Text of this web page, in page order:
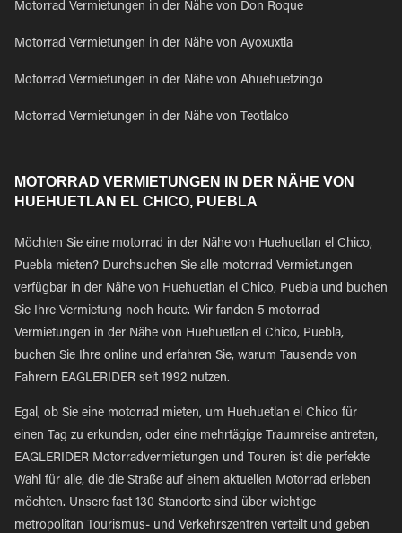
Motorrad Vermietungen in der Nähe von Don Roque
Motorrad Vermietungen in der Nähe von Ayoxuxtla
Motorrad Vermietungen in der Nähe von Ahuehuetzingo
Motorrad Vermietungen in der Nähe von Teotlalco
MOTORRAD VERMIETUNGEN IN DER NÄHE VON
HUEHUETLAN EL CHICO, PUEBLA
Möchten Sie eine motorrad in der Nähe von Huehuetlan el Chico,
Puebla mieten? Durchsuchen Sie alle motorrad Vermietungen
verfügbar in der Nähe von Huehuetlan el Chico, Puebla und buchen
Sie Ihre Vermietung noch heute. Wir fanden 5 motorrad
Vermietungen in der Nähe von Huehuetlan el Chico, Puebla,
buchen Sie Ihre online und erfahren Sie, warum Tausende von
Fahrern EAGLERIDER seit 1992 nutzen.
Egal, ob Sie eine motorrad mieten, um Huehuetlan el Chico für
einen Tag zu erkunden, oder eine mehrtägige Traumreise antreten,
EAGLERIDER Motorradvermietungen und Touren ist die perfekte
Wahl für alle, die die Straße auf einem aktuellen Motorrad erleben
möchten. Unsere fast 130 Standorte sind über wichtige
metropolitan Tourismus- und Verkehrszentren verteilt und geben